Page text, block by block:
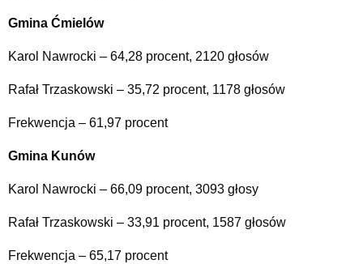
Gmina Ćmielów
Karol Nawrocki – 64,28 procent, 2120 głosów
Rafał Trzaskowski – 35,72 procent, 1178 głosów
Frekwencja – 61,97 procent
Gmina Kunów
Karol Nawrocki – 66,09 procent, 3093 głosy
Rafał Trzaskowski – 33,91 procent, 1587 głosów
Frekwencja – 65,17 procent